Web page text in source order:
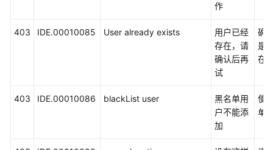
错
作
403 IDE.00010085 User already exists
用户已经
存在，请
确认后再
试
确
是
在
403 IDE.00010086 blackList user
黑名单用
户不能添
加
使
单